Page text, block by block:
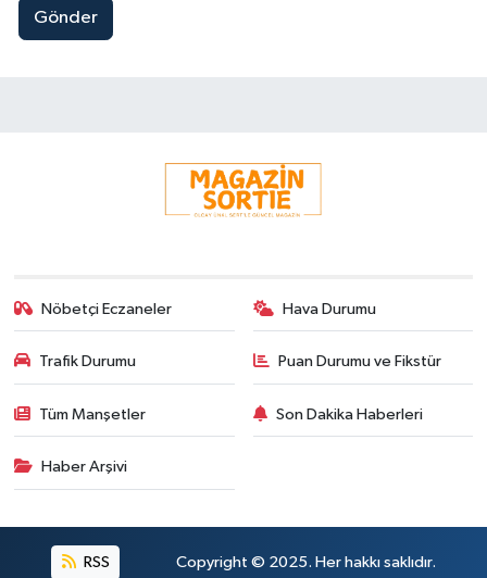
Gönder
Nöbetçi Eczaneler Hava Durumu
Trafik Durumu Puan Durumu ve Fikstür
Tüm Manşetler Son Dakika Haberleri
Haber Arşivi
RSS Copyright © 2025. Her hakkı saklıdır.